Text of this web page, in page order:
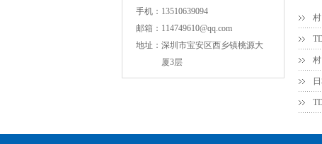
手机： 13510639094
邮箱： 114749610@qq.com
地址： 深圳市宝安区西乡镇桃源大
厦3层